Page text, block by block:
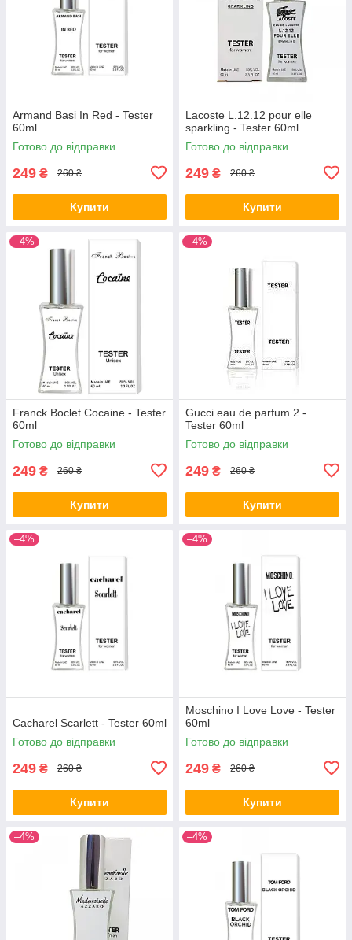
Armand Basi In Red - Tester
60ml
Готово до відправки
249 ₴ 260 ₴
Купити
Lacoste L.12.12 pour elle
sparkling - Tester 60ml
Готово до відправки
249 ₴ 260 ₴
Купити
–4%
Franck Boclet Cocaine - Tester
60ml
Готово до відправки
249 ₴ 260 ₴
Купити
–4%
Gucci eau de parfum 2 -
Tester 60ml
Готово до відправки
249 ₴ 260 ₴
Купити
–4%
Cacharel Scarlett - Tester 60ml
Готово до відправки
249 ₴ 260 ₴
Купити
–4%
Moschino I Love Love - Tester
60ml
Готово до відправки
249 ₴ 260 ₴
Купити
–4% –4%